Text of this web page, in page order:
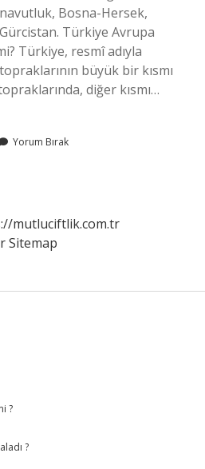
Bosna-Hersek,
Türkiye Avrupa
Türkiye, resmî adıyla
büyük bir kısmı
diğer kısmı…
Yorum Bırak
mutluciftlik.com.tr
Sitemap
?
?